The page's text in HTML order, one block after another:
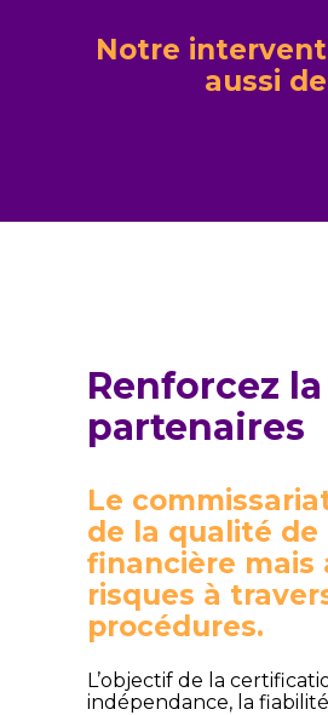
Notre
aussi
Renforcez
partenaires
Le
de la qualité
financière mais
risques à
procédures.
L’objectif de la
indépendance, la